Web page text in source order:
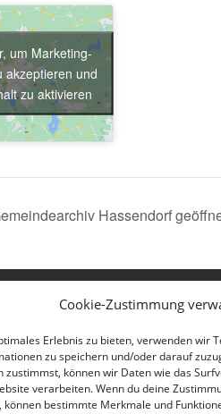
Cookie-Zustimmung
Erlebnis zu bieten, verwenden wir
zu speichern und/oder darauf
zustimmst, können wir Daten wie das
verarbeiten. Wenn du deine
können bestimmte Merkmale und
um Marketing-
akzeptieren und
zu aktivieren
Hassendorf